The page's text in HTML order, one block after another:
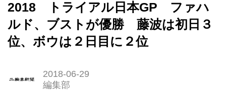
2018 トライアル日本GP ファハ
ルド、ブストが優勝 藤波は初日３
位、ボウは２日目に２位
2018-06-29
編集部